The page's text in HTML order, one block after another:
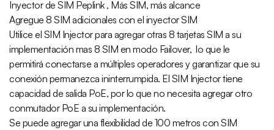
Inyector de SIM Peplink , Más SIM, más alcance
Agregue 8 SIM adicionales con el inyector SIM
Utilice el SIM Injector para agregar otras 8 tarjetas SIM a su
implementación mas 8 SIM en modo Failover, lo que le
permitirá conectarse a múltiples operadores y garantizar que su
conexión permanezca ininterrumpida. El SIM Injector tiene
capacidad de salida PoE, por lo que no necesita agregar otro
conmutador PoE a su implementación.
Se puede agregar una flexibilidad de 100 metros con SIM